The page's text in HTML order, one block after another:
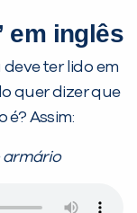
em inglês
ter lido em
quer dizer que
Assim:
armário